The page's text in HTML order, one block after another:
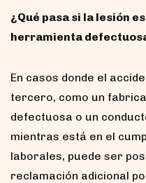
¿Qué pasa si la lesión
herramienta
En casos donde el
tercero, como un
defectuosa o un
mientras está en el
laborales, puede ser
reclamación adicional